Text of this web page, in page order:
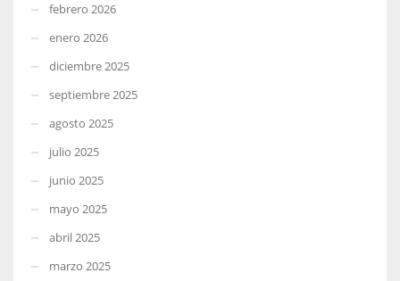
febrero 2026
enero 2026
diciembre 2025
septiembre 2025
agosto 2025
julio 2025
junio 2025
mayo 2025
abril 2025
marzo 2025